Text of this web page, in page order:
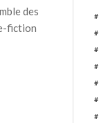
des
fiction